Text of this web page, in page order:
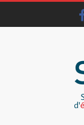
Skip
content